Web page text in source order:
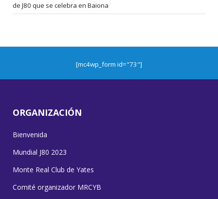
de J80 que se celebra en Baiona
[mc4wp_form id="73"]
ORGANIZACIÓN
Bienvenida
Mundial J80 2023
Monte Real Club de Yates
Comité organizador MRCYB